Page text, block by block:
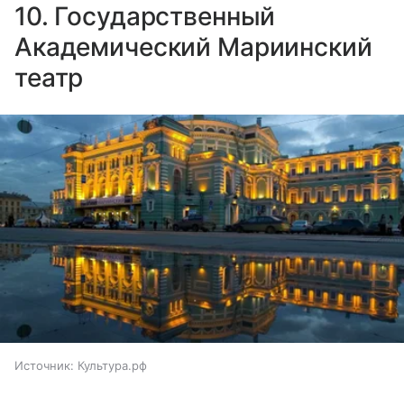
10. Государственный
Академический Мариинский
театр
Источник: Культура.рф